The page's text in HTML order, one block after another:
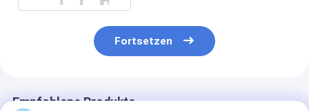
Fortsetzen
Empfohlene Produkte